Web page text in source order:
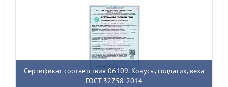
Сертификат соответствия 06109. Конусы, солдатик, веха
ГОСТ 32758-2014